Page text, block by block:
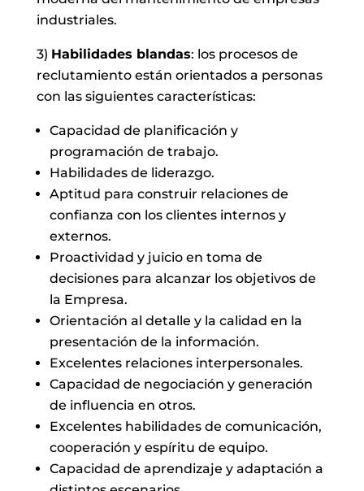
industriales.
3) Habilidades blandas: los procesos de
reclutamiento están orientados a personas
con las siguientes características:
Capacidad de planificación y
programación de trabajo.
Habilidades de liderazgo.
Aptitud para construir relaciones de
confianza con los clientes internos y
externos.
Proactividad y juicio en toma de
decisiones para alcanzar los objetivos de
la Empresa.
Orientación al detalle y la calidad en la
presentación de la información.
Excelentes relaciones interpersonales.
Capacidad de negociación y generación
de influencia en otros.
Excelentes habilidades de comunicación,
cooperación y espíritu de equipo.
Capacidad de aprendizaje y adaptación a